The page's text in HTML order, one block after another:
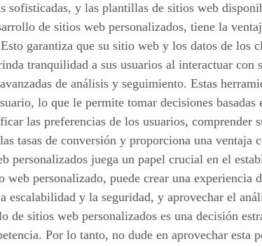
sofisticadas, y las plantillas de sitios web
de sitios web personalizados, tiene la
garantiza que su sitio web y los datos de los
tranquilidad a sus usuarios al interactuar
de análisis y seguimiento. Estas
lo que le permite tomar decisiones
las preferencias de los usuarios, comprender
tasas de conversión y proporciona una
personalizados juega un papel crucial en el
web personalizado, puede crear una
escalabilidad y la seguridad, y aprovechar el
de sitios web personalizados es una decisión
Por lo tanto, no dude en aprovechar esta